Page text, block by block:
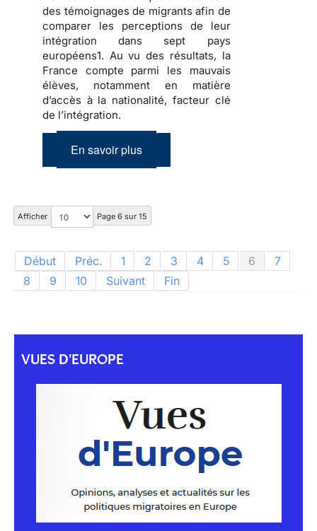
des témoignages de migrants afin de
comparer les perceptions de leur
intégration dans sept pays
européens1. Au vu des résultats, la
France compte parmi les mauvais
élèves, notamment en matière
d’accès à la nationalité, facteur clé
de l’intégration.
En savoir plus
Afficher Page 6 sur 15
Début Préc. 1 2 3 4 5 6
7
8
9 10 Suivant Fin
VUES D'EUROPE